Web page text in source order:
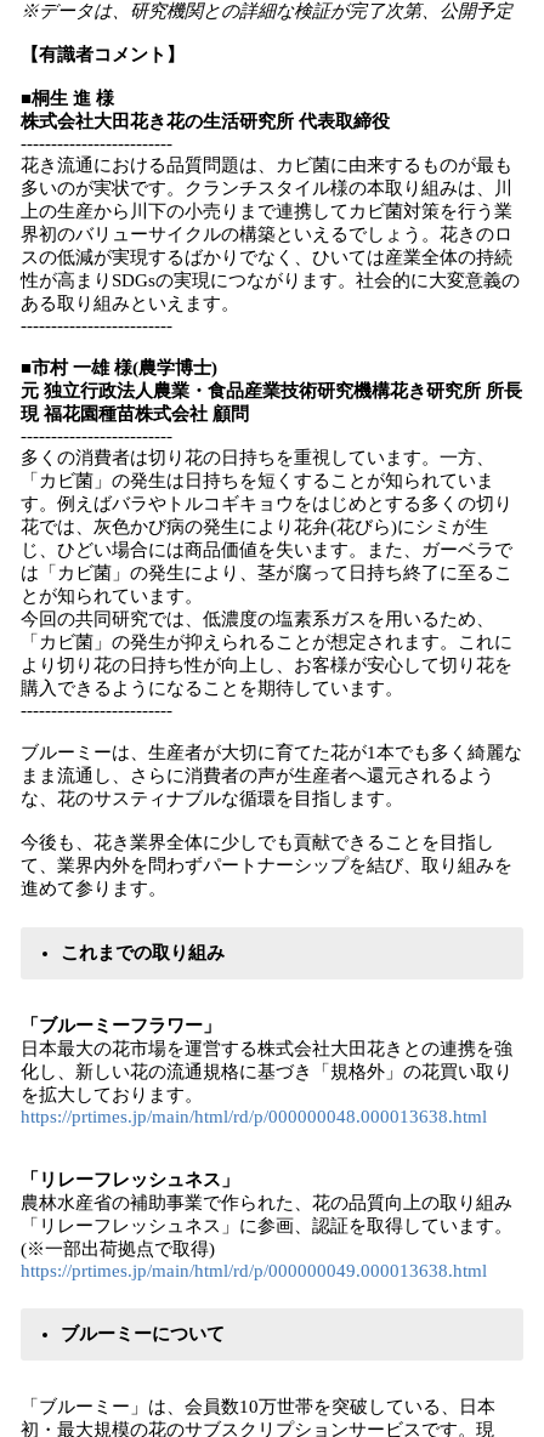
※データは、研究機関との詳細な検証が完了次第、公開予定
【有識者コメント】
■桐生 進 様
株式会社大田花き花の生活研究所 代表取締役
-------------------------
花き流通における品質問題は、カビ菌に由来するものが最も
多いのが実状です。クランチスタイル様の本取り組みは、川
上の生産から川下の小売りまで連携してカビ菌対策を行う業
界初のバリューサイクルの構築といえるでしょう。花きのロ
スの低減が実現するばかりでなく、ひいては産業全体の持続
性が高まりSDGsの実現につながります。社会的に大変意義の
ある取り組みといえます。
-------------------------
■市村 一雄 様(農学博士)
元 独立行政法人農業・食品産業技術研究機構花き研究所 所長
現 福花園種苗株式会社 顧問
-------------------------
多くの消費者は切り花の日持ちを重視しています。一方、
「カビ菌」の発生は日持ちを短くすることが知られていま
す。例えばバラやトルコギキョウをはじめとする多くの切り
花では、灰色かび病の発生により花弁(花びら)にシミが生
じ、ひどい場合には商品価値を失います。また、ガーベラで
は「カビ菌」の発生により、茎が腐って日持ち終了に至るこ
とが知られています。
今回の共同研究では、低濃度の塩素系ガスを用いるため、
「カビ菌」の発生が抑えられることが想定されます。これに
より切り花の日持ち性が向上し、お客様が安心して切り花を
購入できるようになることを期待しています。
-------------------------
ブルーミーは、生産者が大切に育てた花が1本でも多く綺麗な
まま流通し、さらに消費者の声が生産者へ還元されるよう
な、花のサスティナブルな循環を目指します。
今後も、花き業界全体に少しでも貢献できることを目指し
て、業界内外を問わずパートナーシップを結び、取り組みを
進めて参ります。
これまでの取り組み
「ブルーミーフラワー」
日本最大の花市場を運営する株式会社大田花きとの連携を強
化し、新しい花の流通規格に基づき「規格外」の花買い取り
を拡大しております。
https://prtimes.jp/main/html/rd/p/000000048.000013638.html
「リレーフレッシュネス」
農林水産省の補助事業で作られた、花の品質向上の取り組み
「リレーフレッシュネス」に参画、認証を取得しています。
(※一部出荷拠点で取得)
https://prtimes.jp/main/html/rd/p/000000049.000013638.html
ブルーミーについて
「ブルーミー」は、会員数10万世帯を突破している、日本
初・最大規模の花のサブスクリプションサービスです。現